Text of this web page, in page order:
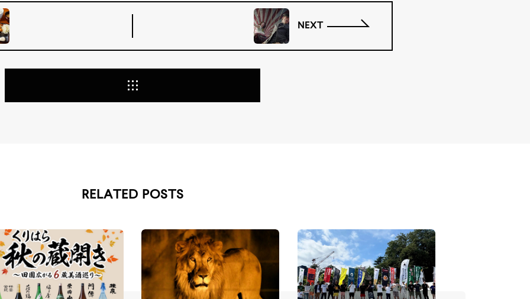
NEXT
RELATED POSTS